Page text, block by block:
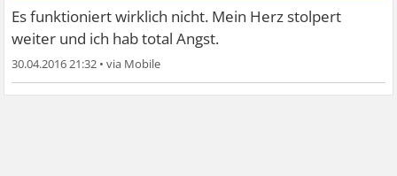
Es funktioniert wirklich nicht. Mein Herz stolpert
weiter und ich hab total Angst.
30.04.2016 21:32 •